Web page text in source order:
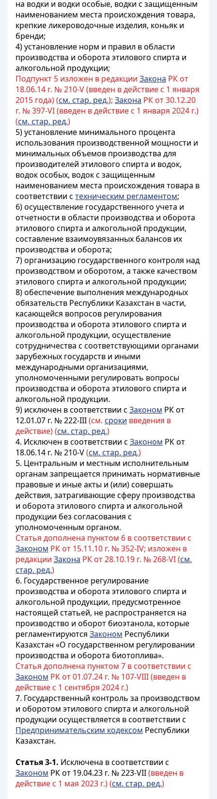
на водки и водки особые, водки с защищенным
наименованием места происхождения товара,
крепкие ликероводочные изделия, коньяк и
бренди;
4) установление норм и правил в области
производства и оборота этилового спирта и
алкогольной продукции;
Подпункт 5 изложен в редакции Закона РК от
18.06.14 г. № 210-V (введен в действие с 1 января
2015 года) (см. стар. ред.); Закона РК от 30.12.20
г. № 397-VI (введен в действие с 1 января 2024 г.)
(см. стар. ред.)
5) установление минимального процента
использования производственной мощности и
минимальных объемов производства для
производителей этилового спирта и водок,
водок особых, водок с защищенным
наименованием места происхождения товара в
соответствии с техническим регламентом;
6) осуществление государственного учета и
отчетности в области производства и оборота
этилового спирта и алкогольной продукции,
составление взаимоувязанных балансов их
производства и оборота;
7) организацию государственного контроля над
производством и оборотом, а также качеством
этилового спирта и алкогольной продукции;
8) обеспечение выполнения международных
обязательств Республики Казахстан в части,
касающейся вопросов регулирования
производства и оборота этилового спирта и
алкогольной продукции, осуществление
сотрудничества с соответствующими органами
зарубежных государств и иными
международными организациями,
уполномоченными регулировать вопросы
производства и оборота этилового спирта и
алкогольной продукции.
9) исключен в соответствии с Законом РК от
12.01.07 г. № 222-III(см. сроки введения в
действие) (см. стар. ред.)
4. Исключен в соответствии с Законом РК от
18.06.14 г. № 210-V(см. стар. ред.)
5. Центральным и местным исполнительным
органам запрещается принимать нормативные
правовые и иные акты и (или) совершать
действия, затрагивающие сферу производства
и оборота этилового спирта и алкогольной
продукции без согласования с
уполномоченным органом.
Статья дополнена пунктом 6 в соответствии с
Законом РК от 15.11.10 г. № 352-IV; изложен в
редакции Закона РК от 28.10.19 г. № 268-VI (см.
стар. ред.)
6. Государственное регулирование
производства и оборота этилового спирта и
алкогольной продукции, предусмотренное
настоящей статьей, не распространяется на
производство и оборот биоэтанола, которые
регламентируются Законом Республики
Казахстан «О государственном регулировании
производства и оборота биотоплива».
Статья дополнена пунктом 7 в соответствии с
Законом РК от 01.07.24 г. № 107-VIII (введен в
действие с 1 сентября 2024 г.)
7. Государственный контроль за производством
и оборотом этилового спирта и алкогольной
продукции осуществляется в соответствии с
Предпринимательским кодексом Республики
Казахстан.
Статья 3-1. Исключена в соответствии с
Законом РК от 19.04.23 г. № 223-VII(введен в
действие с 1 мая 2023 г.) (см. стар. ред.)